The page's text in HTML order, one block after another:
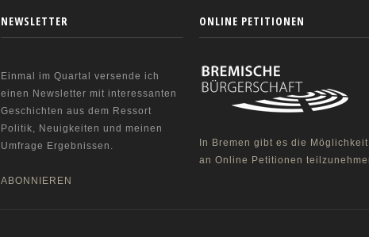
NEWSLETTER
Einmal im Quartal versende ich
einen Newsletter mit interessanten
Geschichten aus dem Ressort
Politik, Neuigkeiten und meinen
Umfrage Ergebnissen.
ABONNIEREN
ONLINE PETITIONEN
In Bremen gibt es die
an Online Petitionen